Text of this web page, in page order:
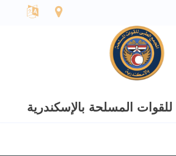
المسلحة بالإسكندرية